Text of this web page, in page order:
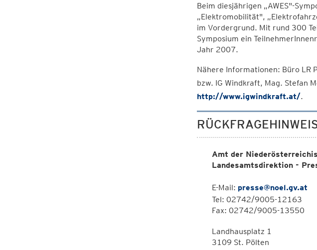
Beim diesjährigen „AWES"-
„Elektromobilität",
im Vordergrund. Mit rund 300
Symposium ein
Jahr 2007.
Nähere Informationen: Büro LR
bzw. IG Windkraft, Mag. Stefan
http://www.igwindkraft.at/.
Amt der
Landesamtsdirektion -
E-Mail: presse@noel.gv.at
Tel: 02742/9005-12163
Fax: 02742/9005-13550
Landhausplatz 1
3109 St. Pölten